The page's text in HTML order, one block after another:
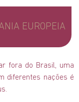
EUROPEIA
fora do Brasil, uma
diferentes nações é